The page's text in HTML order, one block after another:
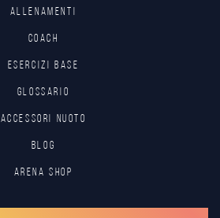
Allenamenti
Coach
Esercizi base
Glossario
Accessori nuoto
Blog
Arena Shop